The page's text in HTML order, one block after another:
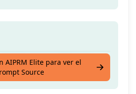
de tus videos en
AIPRM Elite para ver el
Source